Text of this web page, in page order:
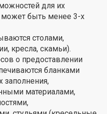
для их
быть менее 3-х
столами,
кресла, скамьи).
о предоставлении
бланками
заполнения,
материалами,